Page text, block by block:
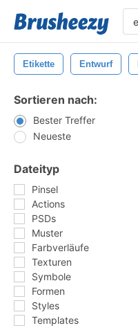
Etikette Entwurf
Sortieren nach:
Bester Treffer
Neueste
Dateityp
Pinsel
Actions
PSDs
Muster
Farbverläufe
Texturen
Symbole
Formen
Styles
Templates